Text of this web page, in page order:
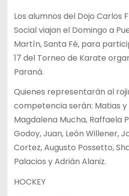
Los alumnos del Dojo Carlos
Social viajan el Domingo a
Martín, Santa Fé, para
17 del Torneo de Karate
Paraná.
Quienes representarán al
competencia serán: Matias y
Magdalena Mucha, Raffaela
Godoy, Juan, León Willener,
Cortez, Augusto Possetto,
Palacios y Adrián Alaniz.
HOCKEY